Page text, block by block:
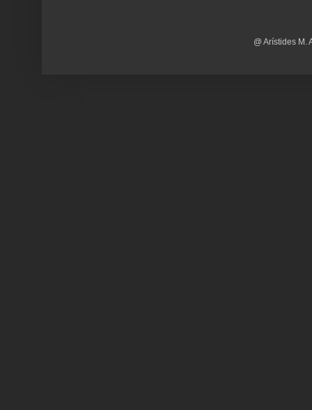
@ Arístides M.